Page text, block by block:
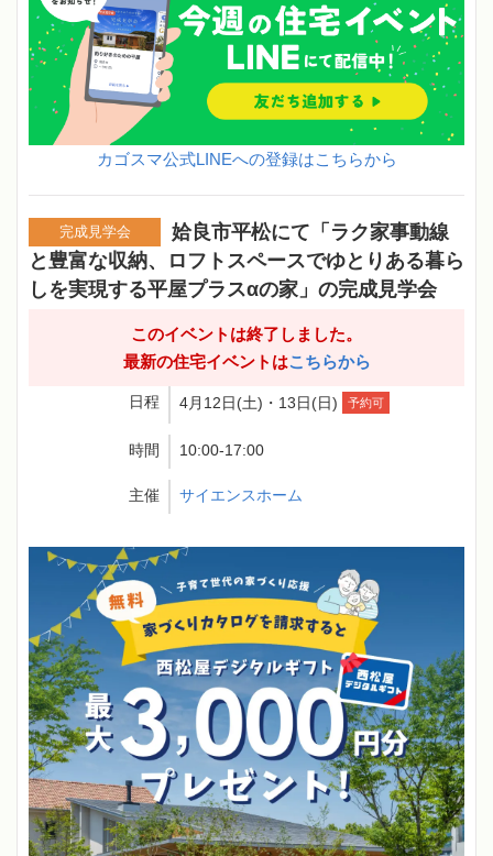
カゴスマ公式LINEへの登録はこちらから
姶良市平松にて「ラク家事動線
と豊富な収納、ロフトスペースでゆとりある暮ら
しを実現する平屋プラスαの家」の完成見学会
このイベントは終了しました。
最新の住宅イベントはこちらから
日程 4月12日(土)・13日(日) 予約可
時間 10:00-17:00
主催 サイエンスホーム
完成見学会